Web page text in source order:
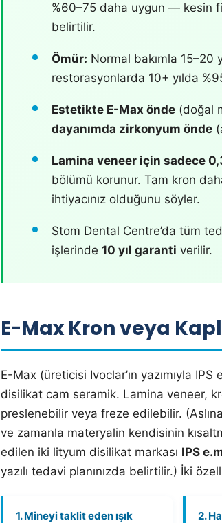
%60–75 daha uygun — kesin
belirtilir.
Ömür: Normal bakımla 15–20
restorasyonlarda 10+ yılda
Estetikte E-Max önde (doğal
dayanımda zirkonyum önde
Lamina veneer için sadece
bölümü korunur. Tam kron
ihtiyacınız olduğunu söyler.
Stom Dental Centre’da tüm
işlerinde 10 yıl garanti verilir.
E-Max Kron veya
E-Max (üreticisi Ivoclar’ın yazımıyla
disilikat cam seramik. Lamina veneer,
preslenebilir veya freze edilebilir.
ve zamanla materyalin kendisinin
edilen iki lityum disilikat markası IPS
yazılı tedavi planınızda belirtilir.) İki
1. Mineyi taklit eden ışık
2.